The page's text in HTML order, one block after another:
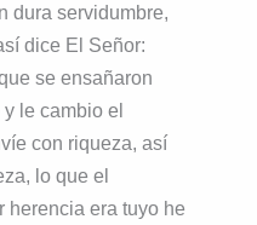
dura servidumbre,
dice El Señor:
se ensañaron
le cambio el
con riqueza, así
lo que el
herencia era tuyo he